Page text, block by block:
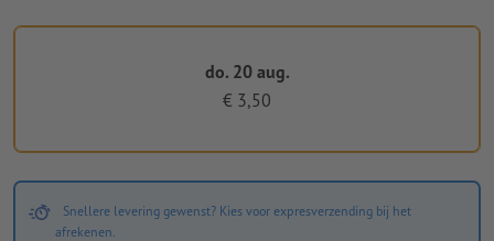
do. 20 aug.
€ 3,50
Snellere levering gewenst? Kies voor expresverzending bij het
afrekenen.